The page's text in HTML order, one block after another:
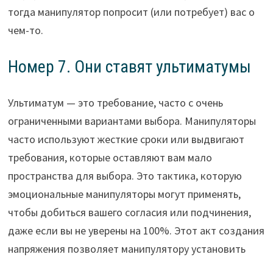
тогда манипулятор попросит (или потребует) вас о
чем-то.
Номер 7. Они ставят ультиматумы
Ультиматум — это требование, часто с очень
ограниченными вариантами выбора. Манипуляторы
часто используют жесткие сроки или выдвигают
требования, которые оставляют вам мало
пространства для выбора. Это тактика, которую
эмоциональные манипуляторы могут применять,
чтобы добиться вашего согласия или подчинения,
даже если вы не уверены на 100%. Этот акт создания
напряжения позволяет манипулятору установить